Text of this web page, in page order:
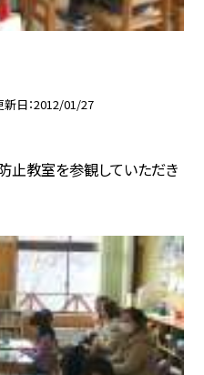
新日 2012/01/27
防止教室を参観していただき